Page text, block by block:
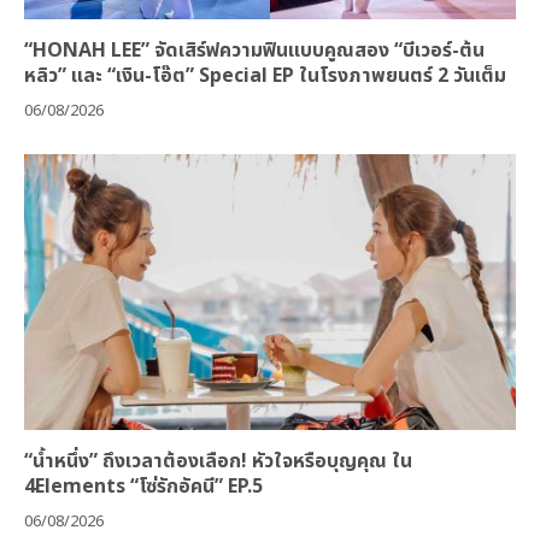
“HONAH LEE” จัดเสิร์ฟความฟินแบบคูณสอง “บีเวอร์-ต้น
หลิว” และ “เงิน-โอ๊ต” Special EP ในโรงภาพยนตร์ 2 วันเต็ม
06/08/2026
“น้ำหนึ่ง” ถึงเวลาต้องเลือก! หัวใจหรือบุญคุณ ใน
4Elements “โซ่รักอัคนี” EP.5
06/08/2026